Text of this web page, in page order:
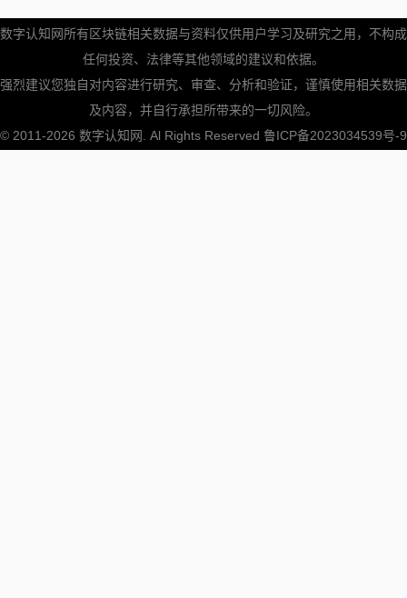
数字认知网所有区块链相关数据与资料仅供用户学习及研究之用，不构成
任何投资、法律等其他领域的建议和依据。
强烈建议您独自对内容进行研究、审查、分析和验证，谨慎使用相关数据
及内容，并自行承担所带来的一切风险。
© 2011-2026 数字认知网 . Al Rights Reserved 鲁ICP备2023034539号-9